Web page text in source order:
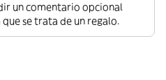
un comentario opcional
se trata de un regalo.